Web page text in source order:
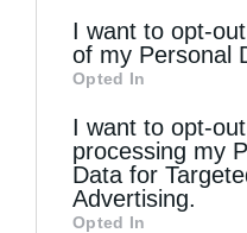
information may
third parties on the
Downstream
disclose it to other
I want to opt-
of my Personal
Opted In
I want to opt-
processing my
Data for
Advertising.
Opted In
αλλιώς», αναφέρει ο
λειτουργεί και το
εκκλησιαστικό
Άγιος Λεωνίδας»,
υποσχόμενη μονάδα